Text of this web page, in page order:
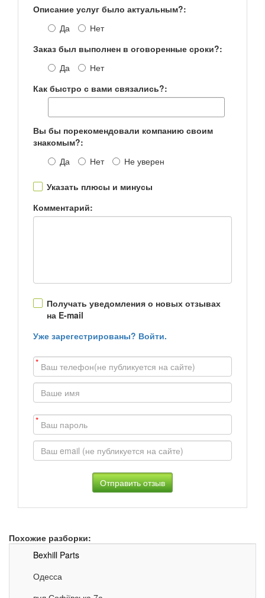
Описание услуг было актуальным?:
Да
Нет
Заказ был выполнен в оговоренные сроки?:
Да
Нет
Как быстро с вами связались?:
Вы бы порекомендовали компанию своим
знакомым?:
Да
Нет Не уверен
Указать плюсы и минусы
Комментарий:
Получать уведомления о новых отзывах
на E-mail
Уже зарегестрированы? Войти.
*
*
Похожие разборки:
Bexhill Parts
Одесса